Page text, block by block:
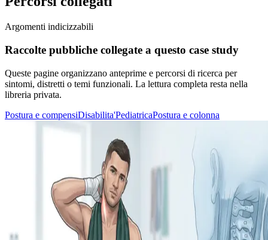
Argomenti indicizzabili
Raccolte pubbliche collegate a questo case study
Queste pagine organizzano anteprime e percorsi di ricerca per
sintomi, distretti o temi funzionali. La lettura completa resta nella
libreria privata.
Postura e compensiDisabilita'PediatricaPostura e colonna